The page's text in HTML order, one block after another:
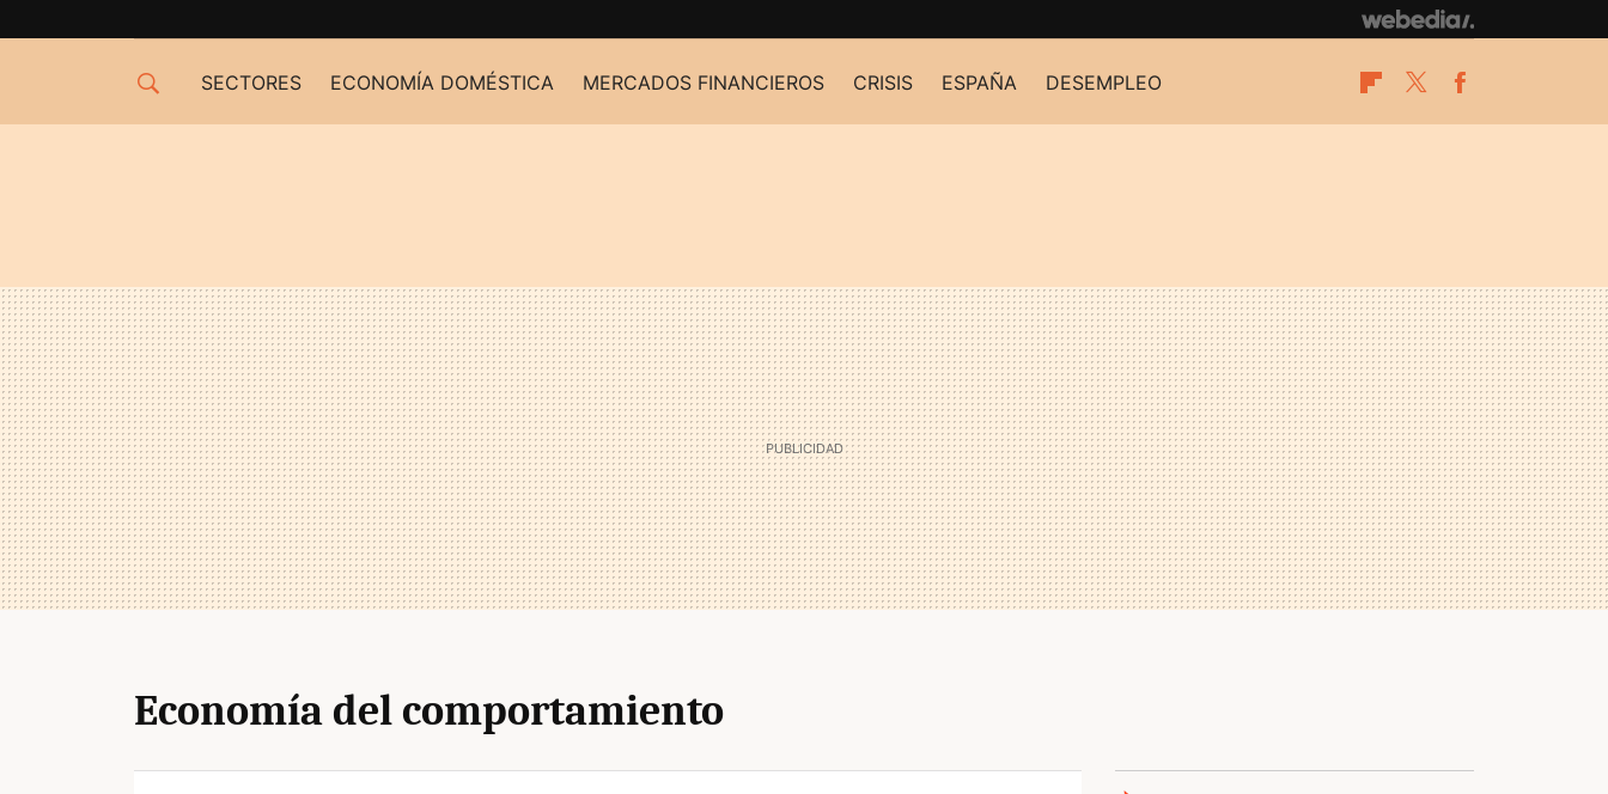
SECTORES ECONOMÍA DOMÉSTICA MERCADOS FINANCIEROS CRISIS ESPAÑA DESEMPLEO Flipboard
Twitter
Economía del comportamiento